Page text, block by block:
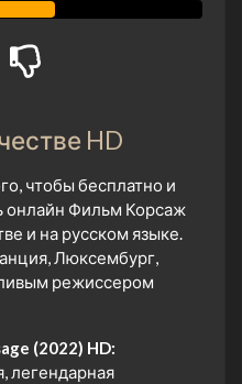
HD
чтобы бесплатно и
онлайн Фильм Корсаж
и на русском языке.
Люксембург,
режиссером
(2022) HD:
легендарная